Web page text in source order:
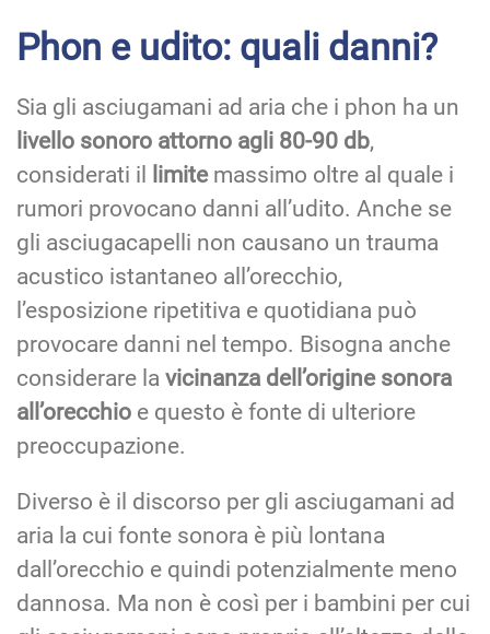
Phon e udito: quali danni?
Sia gli asciugamani ad aria che i phon ha un
livello sonoro attorno agli 80-90 db,
considerati il
limite massimo oltre al quale i
rumori provocano danni all’udito. Anche se
gli asciugacapelli non causano un trauma
acustico istantaneo all’orecchio,
l’esposizione ripetitiva e quotidiana può
provocare danni nel tempo. Bisogna anche
considerare la vicinanza dell’origine sonora
all’orecchio e questo è fonte di ulteriore
preoccupazione.
Diverso è il discorso per gli asciugamani ad
aria la cui fonte sonora è più lontana
dall’orecchio e quindi potenzialmente meno
dannosa. Ma non è così per i bambini per cui